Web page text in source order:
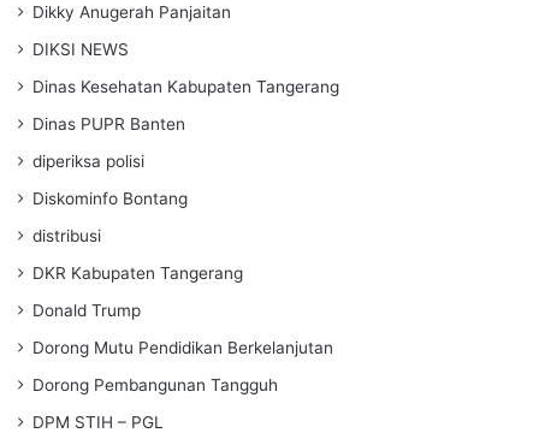
Dikky Anugerah Panjaitan
DIKSI NEWS
Dinas Kesehatan Kabupaten Tangerang
Dinas PUPR Banten
diperiksa polisi
Diskominfo Bontang
distribusi
DKR Kabupaten Tangerang
Donald Trump
Dorong Mutu Pendidikan Berkelanjutan
Dorong Pembangunan Tangguh
DPM STIH – PGL